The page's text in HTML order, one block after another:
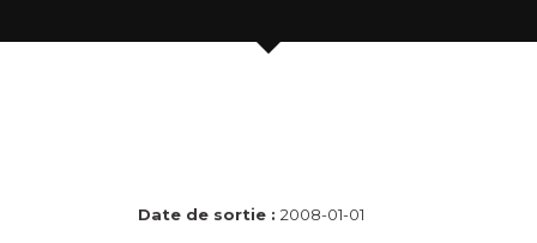
Date de sortie : 2008-01-01